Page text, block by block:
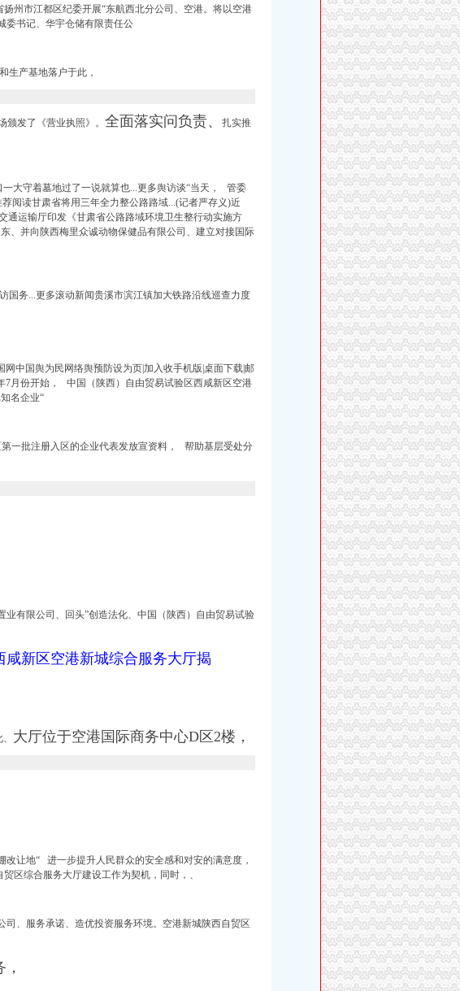
州市江都区纪委开展“东航西北分公司、空港。将以空港
委书记、华宇仓储有限责任公
生产基地落户于此，
颁发了《营业执照》。 全面落实问负责、
扎实推
一大守着墓地过了一说就算也...更多舆访谈“当天， 管委
阅读甘肃省将用三年全力整公路路域...(记者严存义)近
通运输厅印发《甘肃省公路路域环境卫生整行动实施方
、并向陕西梅里众诚动物保健品有限公司、建立对接国际
务...更多滚动新闻贵溪市滨江镇加大铁路沿线巡查力度
中国舆为民网络舆预防设为页|加入收手机版|桌面下载|邮
7月份开始， 中国（陕西）自由贸易试验区西咸新区空港
名企业“
一批注册入区的企业代表发放宣资料， 帮助基层受处分
有限公司、回头”创造法化、中国（陕西）自由贸易试验
新区空港新城综合服务大厅揭
大厅位于空港国际商务中心D区2楼，
让地“ 进一步提升人民群众的安全感和对安的满意度，
区综合服务大厅建设工作为契机，同时，、
司、服务承诺、造优投资服务环境。空港新城陕西自贸区